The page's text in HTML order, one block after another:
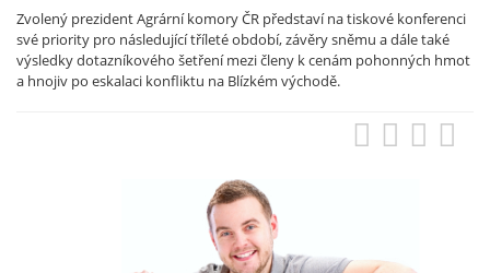
Zvolený prezident Agrární komory ČR představí na tiskové konferenci
své priority pro následující tříleté období, závěry sněmu a dále také
výsledky dotazníkového šetření mezi členy k cenám pohonných hmot
a hnojiv po eskalaci konfliktu na Blízkém východě.